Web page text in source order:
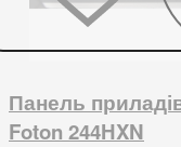
Панель
Foton 244HXN